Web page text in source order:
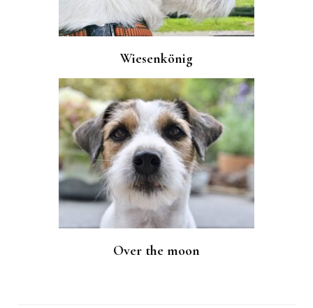
Wiesenkönig
Over the moon